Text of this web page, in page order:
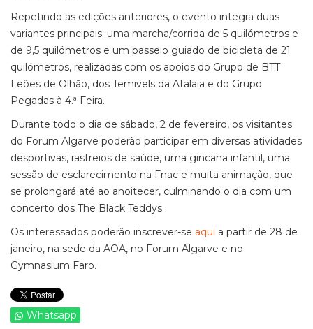
Repetindo as edições anteriores, o evento integra duas
variantes principais: uma marcha/corrida de 5 quilómetros e
de 9,5 quilómetros e um passeio guiado de bicicleta de 21
quilómetros, realizadas com os apoios do Grupo de BTT
Leões de Olhão, dos Temivels da Atalaia e do Grupo
Pegadas à 4.ª Feira.
Durante todo o dia de sábado, 2 de fevereiro, os visitantes
do Forum Algarve poderão participar em diversas atividades
desportivas, rastreios de saúde, uma gincana infantil, uma
sessão de esclarecimento na Fnac e muita animação, que
se prolongará até ao anoitecer, culminando o dia com um
concerto dos The Black Teddys.
Os interessados poderão inscrever-se aqui a partir de 28 de
janeiro, na sede da AOA, no Forum Algarve e no
Gymnasium Faro.
Whatsapp